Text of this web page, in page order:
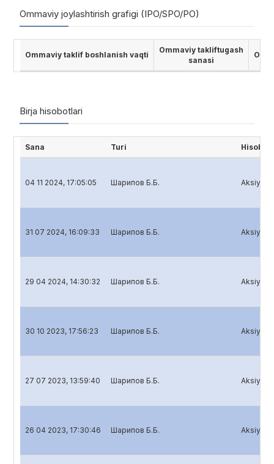
Ommaviy joylashtirish grafigi (IPO/SPO/PO)
Ommaviy taklif boshlanish vaqti
Ommaviy takliftugash
sanasi
Birja hisobotlari
Sana Turi Hisobot
04 11 2024, 17:05:05 Шарипов Б.Б.
31 07 2024, 16:09:33 Шарипов Б.Б.
29 04 2024, 14:30:32 Шарипов Б.Б.
30 10 2023, 17:56:23 Шарипов Б.Б.
27 07 2023, 13:59:40 Шарипов Б.Б.
26 04 2023, 17:30:46 Шарипов Б.Б.